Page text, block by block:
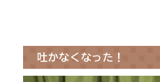
吐かなくなった！